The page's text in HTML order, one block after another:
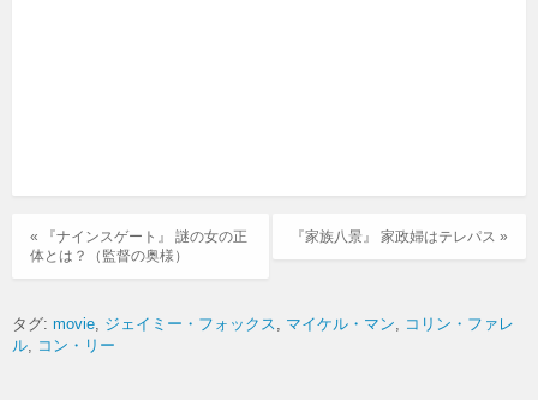
『家族八景』 家政婦はテレパス »
« 『ナインスゲート』 謎の女の正
体とは？（監督の奥様）
タグ: movie ジェイミー・フォックス マイケル・マン
コリン・ファレ
ル
コン・リー